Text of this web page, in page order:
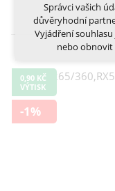
0,90 KČ
VÝTISK
-1%
Smartsupp,
Více
Správci vašich
důvěryhodní
Vyjádření
nebo obnovit
Cookies a
pro běh webu, bez
této části